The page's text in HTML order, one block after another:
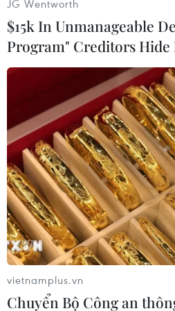
Vụ việc đang được Công
tiếp tục điều tra làm rõ./.
JG Wentworth
$15k In Unmanageable
Program" Creditors Hide
vietnamplus.vn
Chuyển Bộ Công an